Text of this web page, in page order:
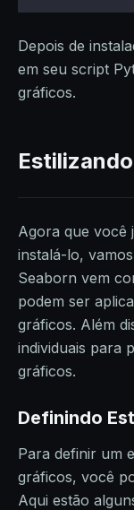
Depois de
em seu script
gráficos.
Agora que você
instalá-lo,
Seaborn vem
podem ser
gráficos. Além
individuais para
gráficos.
Definindo
Para definir um
gráficos, você
Aqui estão